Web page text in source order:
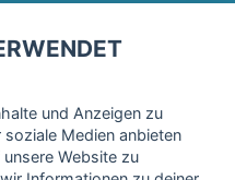
ein und erhalte regelmäßig
und Anzeigen zu
Medien anbieten
Website zu